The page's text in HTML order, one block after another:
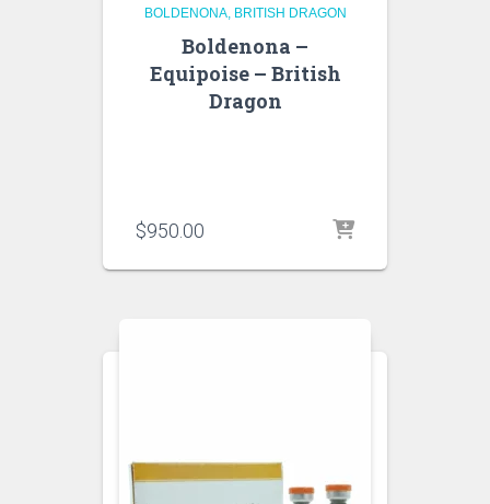
BOLDENONA BRITISH DRAGON
Boldenona –
Equipoise – British
Dragon
$950.00